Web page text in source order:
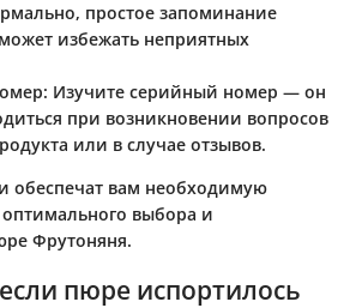
простое запоминание
избежать неприятных
: Изучите серийный номер — он
при возникновении вопросов
или в случае отзывов.
обеспечат вам необходимую
выбора и
Фрутоняня.
пюре испортилось